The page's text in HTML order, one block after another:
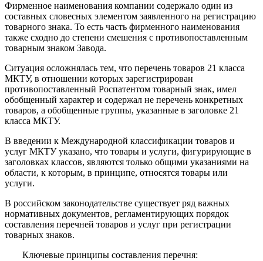
Фирменное наименования компании содержало один из
составных словесных элементом заявленного на регистрацию
товарного знака. То есть часть фирменного наименования
также сходно до степени смешения с противопоставленным
товарным знаком Завода.
Ситуация осложнялась тем, что перечень товаров 21 класса
МКТУ, в отношении которых зарегистрирован
противопоставленный Роспатентом товарный знак, имел
обобщенный характер и содержал не перечень конкретных
товаров, а обобщенные группы, указанные в заголовке 21
класса МКТУ.
В введении к Международной классификации товаров и
услуг МКТУ указано, что товары и услуги, фигурирующие в
заголовках классов, являются только общими указаниями на
области, к которым, в принципе, относятся товары или
услуги.
В российском законодательстве существует ряд важных
нормативных документов, регламентирующих порядок
составления перечней товаров и услуг при регистрации
товарных знаков.
Ключевые принципы составления перечня: